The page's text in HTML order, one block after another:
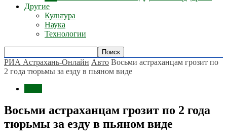
Другие
Культура
Наука
Технологии
РИА Астрахань-Онлайн Авто Восьми астраханцам грозит по
2 года тюрьмы за езду в пьяном виде
Восьми астраханцам грозит по 2 года
тюрьмы за езду в пьяном виде